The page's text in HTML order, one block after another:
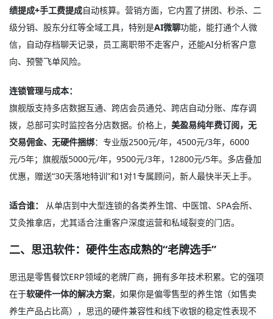
绩提成+手工费提成自动核算。营销方面，它内置了拼团、秒杀、二
级分销、股东分红等全域工具，特别是AI微聊功能，能打通个人微
信，自动存档聊天记录，员工离职带不走客户，还能AI分析客户意
向、预警飞单风险。
连锁管理与成本：
旗舰版支持多店数据互通、跨店会员通兑、跨店自动分账、库存调
拨，总部可实时监控各分店数据。价格上， 美盈易纯年费订阅，无
交易佣金、无硬件捆绑：专业版2500元/年，4500元/3年，6000
元/5年；旗舰版5000元/年，9500元/3年，12800元/5年。多店叠加
优惠，赠送“30天落地特训”和1对1专属顾问，新人最快半天上手。
适合谁：
从单店到中大型连锁的各类养生馆、中医馆、SPA会所、
艾灸推拿店，尤其适合注重客户深度运营和私域裂变的门店。
二、思迅软件：硬件生态成熟的“老牌选手”
思迅是零售餐饮ERP领域的老牌厂商，拥有多年技术积累。它的强项
在于软硬件一体的解决方案，如果你是偏零售型的养生馆（如售卖
养生产品占比高），思迅的硬件兼容性和线下收银的稳定性表现不